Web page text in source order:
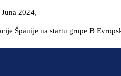
2024,
Španije na startu grupe B